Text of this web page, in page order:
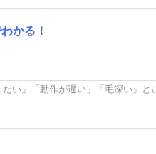
かる！
い」「動作が遅い」「毛深い」